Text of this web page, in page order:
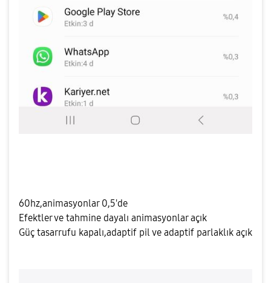
60hz,animasyonlar 0,5'de
Efektler ve tahmine dayalı animasyonlar açık
Güç tasarrufu kapalı,adaptif pil ve adaptif parlaklık açık